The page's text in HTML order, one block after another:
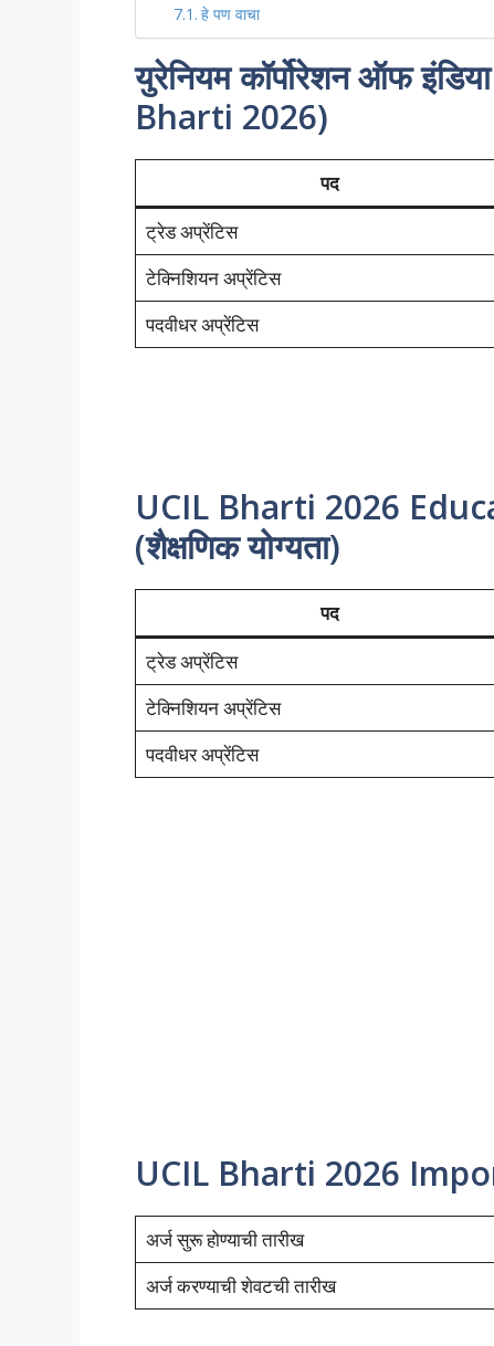
हे पण वाचा
युरेनियम कॉर्पोरेशन ऑफ
Bharti 2026)
पद
ट्रेड अप्रेंटिस
टेक्निशियन अप्रेंटिस
पदवीधर अप्रेंटिस
UCIL Bharti 2026
(शैक्षणिक योग्यता)
पद
ट्रेड अप्रेंटिस
टेक्निशियन अप्रेंटिस
पदवीधर अप्रेंटिस
UCIL Bharti 2026
अर्ज सुरू होण्याची तारीख
अर्ज करण्याची शेवटची तारीख